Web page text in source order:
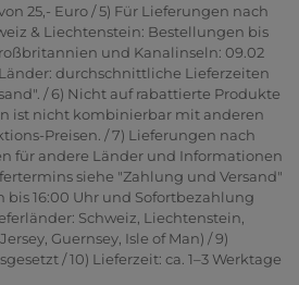
25,- Euro / 5) Für Lieferungen nach
& Liechtenstein: Bestellungen bis
und Kanalinseln: 09.02
durchschnittliche Lieferzeiten
/ 6) Nicht auf rabattierte Produkte
ist nicht kombinierbar mit anderen
Preisen. / 7) Lieferungen nach
für andere Länder und Informationen
siehe "Zahlung und Versand"
bis 16:00 Uhr und Sofortbezahlung
Schweiz, Liechtenstein,
Guernsey, Isle of Man) / 9)
/ 10) Lieferzeit: ca. 1–3 Werktage